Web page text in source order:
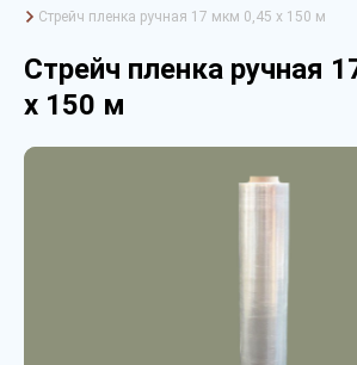
Стрейч пленка ручная 17 мкм 0,45 х 150 м
Стрейч пленка ручная
х 150 м